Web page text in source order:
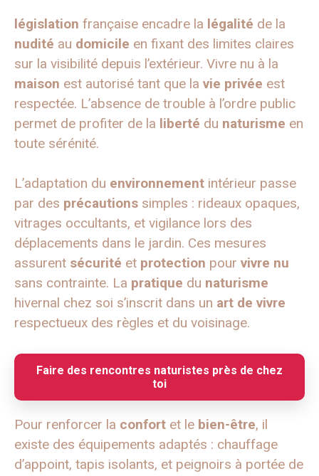
législation française encadre la légalité de la
nudité au domicile en fixant des limites claires
sur la visibilité depuis l’extérieur. Vivre nu à la
maison est autorisé tant que la vie privée est
respectée. L’absence de trouble à l’ordre public
permet de profiter de la liberté du naturisme en
toute sérénité.
L’adaptation du environnement intérieur passe
par des précautions simples : rideaux opaques,
vitrages occultants, et vigilance lors des
déplacements dans le jardin. Ces mesures
assurent sécurité et protection pour vivre nu
sans contrainte. La pratique du naturisme
hivernal chez soi s’inscrit dans un art de vivre
respectueux des règles et du voisinage.
Faire des rencontres naturistes près de chez
toi
Pour renforcer la confort et le bien-être, il
existe des équipements adaptés : chauffage
d’appoint, tapis isolants, et peignoirs à portée de